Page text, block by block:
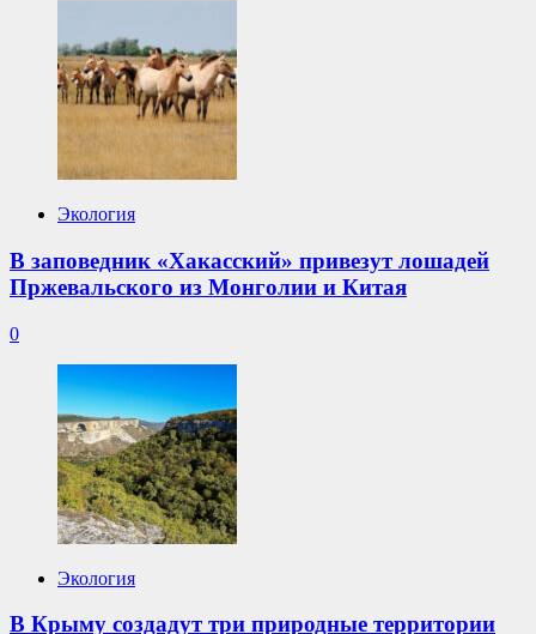
Экология
В заповедник «Хакасский» привезут лошадей
Пржевальского из Монголии и Китая
0
Экология
В Крыму создадут три природные территории